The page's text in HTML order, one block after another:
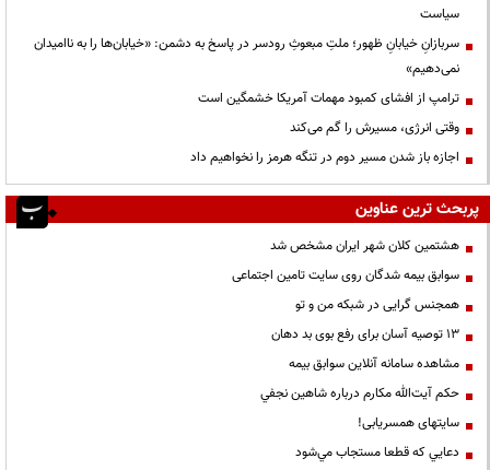
سیاست
سربازانِ خیابانِ ظهور؛ ملتِ مبعوثِ رودسر در پاسخ به دشمن: «خیابان‌ها را به ناامیدان
نمی‌دهیم»
ترامپ از افشای کمبود مهمات آمریکا خشمگین است
وقتی انرژی، مسیرش را گم می‌کند
اجازه باز شدن مسیر دوم در تنگه هرمز را نخواهیم داد
پربحث ترین عناوین
هشتمین کلان شهر ایران مشخص شد
سوابق بیمه شدگان روی سایت تامین اجتماعی
همجنس گرایی در شبکه من و تو
13 توصیه آسان برای رفع بوی بد دهان
مشاهده سامانه آنلاين سوابق بیمه
حكم آيت‌الله مكارم درباره شاهين نجفي
سایتهای همسریابی!
دعايي كه قطعا مستجاب مي‌شود